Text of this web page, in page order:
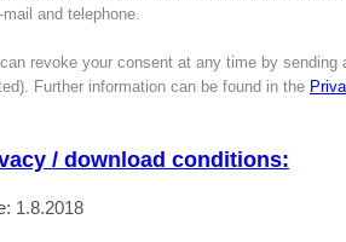
mail and telephone.
revoke your consent at any time by sending
Further information can be found in the
/ download conditions:
1.8.2018